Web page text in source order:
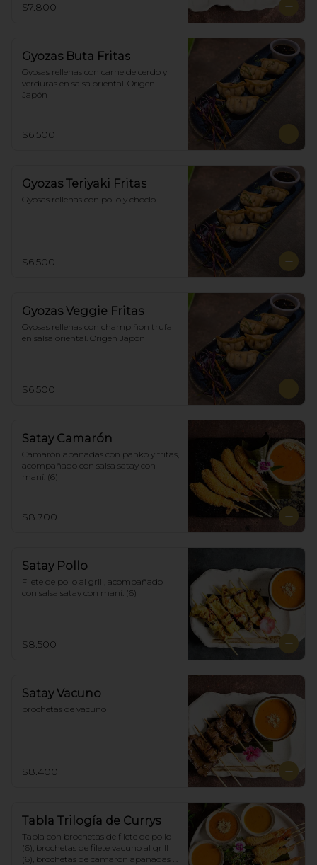
$7.800
Gyozas Buta Fritas
Gyosas rellenas con carne de cerdo y
verduras en salsa oriental. Origen
Japón
$6.500
Gyozas Teriyaki Fritas
Gyosas rellenas con pollo y choclo
$6.500
Gyozas Veggie Fritas
Gyosas rellenas con champiñon trufa
en salsa oriental. Origen Japón
$6.500
Satay Camarón
Camarón apanadas con panko y fritas,
acompañado con salsa satay con
maní. (6)
$8.700
Satay Pollo
Filete de pollo al grill, acompañado
con salsa satay con maní. (6)
$8.500
Satay Vacuno
brochetas de vacuno
$8.400
Tabla Trilogía de Currys
Tabla con brochetas de filete de pollo
(6), brochetas de filete vacuno al grill
(6), brochetas de camarón apanadas